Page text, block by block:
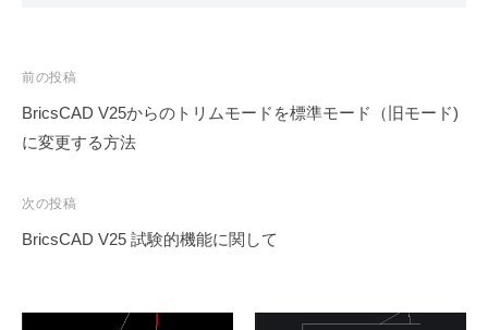
投
稿
ナ
ゲ
ー
前の投稿
BricsCAD V25からのトリムモードを標準モード（旧モード)
に変更する方法
次の投稿
BricsCAD V25 試験的機能に関して